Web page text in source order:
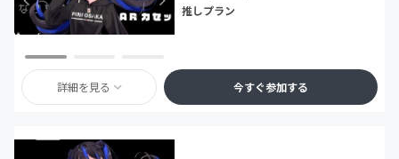
推しプラン
詳細を見る 今すぐ参加する